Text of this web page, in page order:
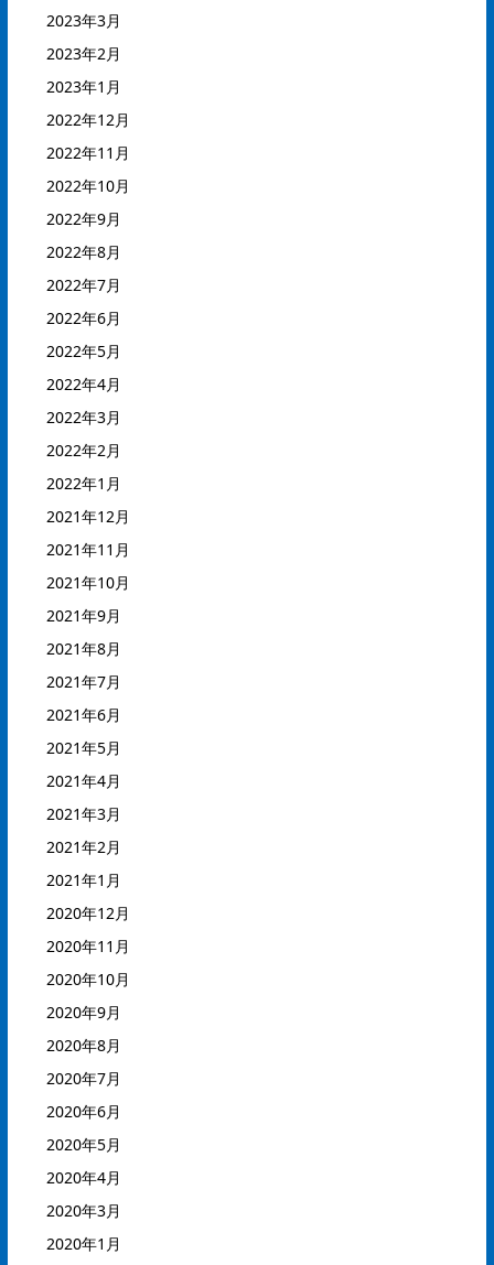
2023年3月
2023年2月
2023年1月
2022年12月
2022年11月
2022年10月
2022年9月
2022年8月
2022年7月
2022年6月
2022年5月
2022年4月
2022年3月
2022年2月
2022年1月
2021年12月
2021年11月
2021年10月
2021年9月
2021年8月
2021年7月
2021年6月
2021年5月
2021年4月
2021年3月
2021年2月
2021年1月
2020年12月
2020年11月
2020年10月
2020年9月
2020年8月
2020年7月
2020年6月
2020年5月
2020年4月
2020年3月
2020年1月